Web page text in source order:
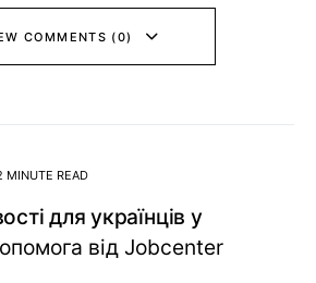
COMMENTS (0)
MINUTE READ
для українців у
від Jobcenter